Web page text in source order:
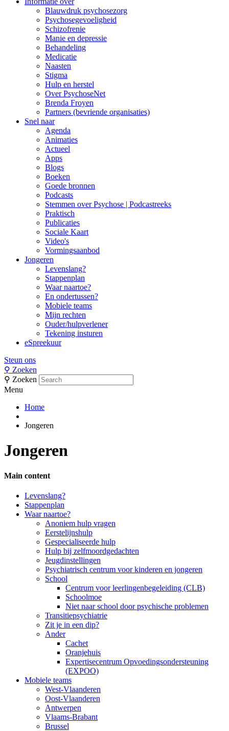
NavigationBlauwdruk psychosezorg
Psychosegevoeligheid
Schizofrenie
Manie en depressie
Behandeling
Medicatie
Naasten
Stigma
Hulp en herstel
Over PsychoseNet
Brenda Froyen
Partners (bevriende organisaties)
Snel naar
Agenda
Animaties
Actueel
Apps
Blogs
Boeken
Goede bronnen
Podcasts
Stemmen over Psychose | Podcastreeks
Praktisch
Publicaties
Sociale Kaart
Video's
Vormingsaanbod
Jongeren
Levenslang?
Stappenplan
Waar naartoe?
En ondertussen?
Mobiele teams
Mijn rechten
Ouder/hulpverlener
Tekening insturen
eSpreekuur
Steun ons
⚲ Zoeken
⚲ Zoeken
Menu
Home
Jongeren
Jongeren
Main content
Side
Navigation
Levenslang?
Stappenplan
Waar naartoe?
Anoniem hulp vragen
Eerstelijnshulp
Gespecialiseerde hulp
Hulp bij zelfmoordgedachten
Jeugdinstellingen
Psychiatrisch centrum voor kinderen en jongeren
School
Centrum voor leerlingenbegeleiding (CLB)
Schoolmoe
Niet naar school door psychische problemen
Transitiepsychiatrie
Zit je in een dip?
Ander
Cachet
Oranjehuis
Expertisecentrum Opvoedingsondersteuning
(EXPOO)
Mobiele teams
West-Vlaanderen
Oost-Vlaanderen
Antwerpen
Vlaams-Brabant
Brussel